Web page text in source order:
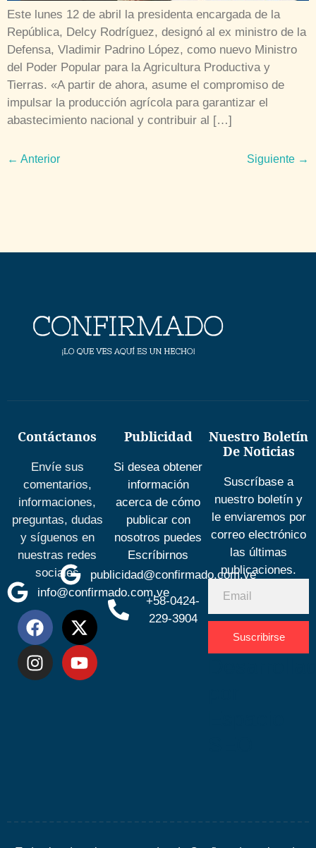
Este lunes 12 de abril la presidenta encargada de la
República, Delcy Rodríguez, designó al ex ministro de la
Defensa, Vladimir Padrino López, como nuevo Ministro
del Poder Popular para la Agricultura Productiva y
Tierras. «A partir de ahora, asume el compromiso de
impulsar la producción agrícola para garantizar el
abastecimiento nacional y contribuir al […]
← Anterior Siguiente →
Contáctanos
Envíe sus
comentarios,
informaciones,
preguntas, dudas
y síguenos en
nuestras redes
sociales
info@confirmado.com.ve
Publicidad
Si desea obtener
información
acerca de cómo
publicar con
nosotros puedes
Escríbirnos
publicidad@confirmado.com.ve
+58-0424-
229-3904
Nuestro Boletín
De Noticias
Suscríbase a
nuestro boletín y
le enviaremos por
correo electrónico
las últimas
publicaciones.
Suscribirse